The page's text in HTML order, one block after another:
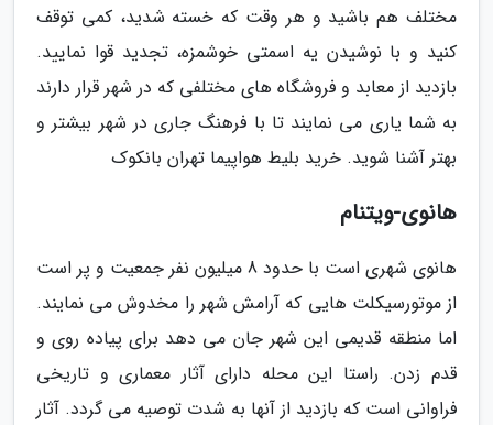
مختلف هم باشید و هر وقت که خسته شدید، کمی توقف
کنید و با نوشیدن یه اسمتی خوشمزه، تجدید قوا نمایید.
بازدید از معابد و فروشگاه های مختلفی که در شهر قرار دارند
به شما یاری می نمایند تا با فرهنگ جاری در شهر بیشتر و
بهتر آشنا شوید. خرید بلیط هواپیما تهران بانکوک
هانوی-ویتنام
هانوی شهری است با حدود 8 میلیون نفر جمعیت و پر است
از موتورسیکلت هایی که آرامش شهر را مخدوش می نمایند.
اما منطقه قدیمی این شهر جان می دهد برای پیاده روی و
قدم زدن. راستا این محله دارای آثار معماری و تاریخی
فراوانی است که بازدید از آنها به شدت توصیه می گردد. آثار